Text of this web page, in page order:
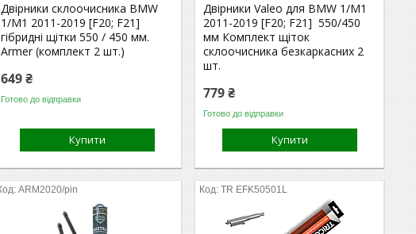
Двірники склоочисника BMW
1/M1 2011-2019 [F20; F21]
гібридні щітки 550 / 450 мм.
Armer (комплект 2 шт.)
649 ₴
Готово до відправки
Купити
Двірники Valeo для BMW 1/M1
2011-2019 [F20; F21] 550/450
мм Комплект щіток
склоочисника безкаркасних 2
шт.
779 ₴
Готово до відправки
Купити
ARM2020/pin TR EFK50501L